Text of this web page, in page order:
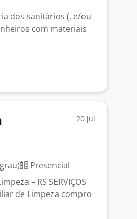
dos sanitários (, e/ou
com materiais
20 jul
Presencial
– RS SERVIÇOS
de Limpeza compro